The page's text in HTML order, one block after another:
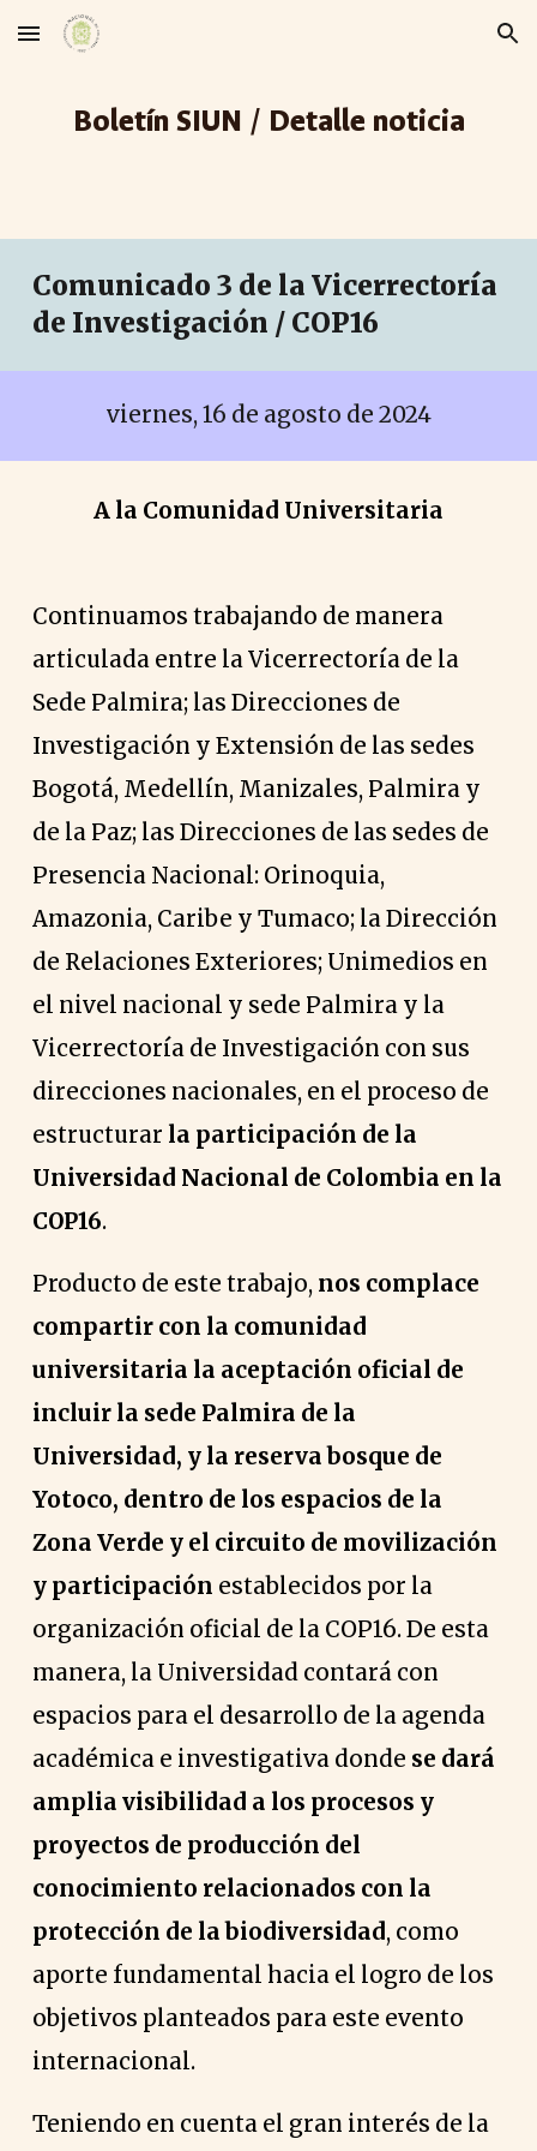
Skip to main content Skip to navigation
Boletín SIUN / Detalle noticia
Comunicado3 de la Vicerrectoría
de Investigación / COP16
viernes, 16 de agosto de 2024
A la Comunidad Universitaria
Continuamos trabajando de manera
articulada entre la Vicerrectoría de la
Sede Palmira; las Direcciones de
Investigación y Extensión de las sedes
Bogotá, Medellín, Manizales, Palmira y
de la Paz; las Direcciones de las sedes de
Presencia Nacional: Orinoquia,
Amazonia, Caribe y Tumaco; la Dirección
de Relaciones Exteriores; Unimedios en
el nivel nacional y sede Palmira y la
Vicerrectoría de Investigación con sus
direcciones nacionales, en el proceso de
estructurar la participación de la
Universidad Nacional de Colombia en la
COP16.
Producto de este trabajo, nos complace
compartir con la comunidad
universitaria la aceptación oficial de
incluir la sede Palmira de la
Universidad, y la reserva bosque de
Yotoco, dentro de los espacios de la
Zona Verde y el circuito de movilización
y participación establecidos por la
organización oficial de la COP16. De esta
manera, la Universidad contará con
espacios para el desarrollo de la agenda
académica e investigativa donde se dará
amplia visibilidad a los procesos y
proyectos de producción del
conocimiento relacionados con la
protección de la biodiversidad, como
aporte fundamental hacia el logro de los
objetivos planteados para este evento
internacional.
Teniendo en cuenta el gran interés de la